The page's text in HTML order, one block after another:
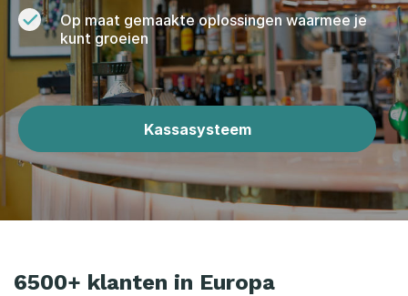
Op maat gemaakte oplossingen waarmee je
kunt groeien
Kassasysteem
6500+ klanten in Europa